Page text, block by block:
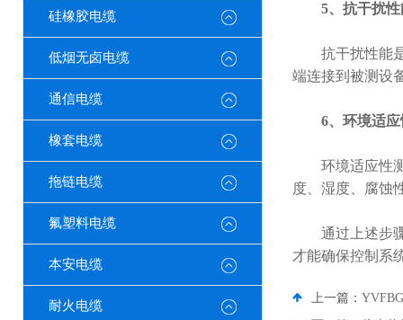
硅橡胶电缆
低烟无卤电缆
通信电缆
橡套电缆
拖链电缆
氟塑料电缆
本安电缆
耐火电缆
5、抗干扰
抗干扰性能是
端连接到被测设
6、环境适
环境适应性测
度、湿度、腐蚀
通过上述步骤
才能确保控制系
上一篇：